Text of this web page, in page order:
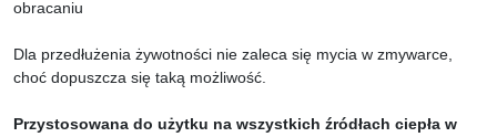
obracaniu
Dla przedłużenia żywotności nie zaleca się mycia w zmywarce,
choć dopuszcza się taką możliwość.
Przystosowana do użytku na wszystkich źródłach ciepła w